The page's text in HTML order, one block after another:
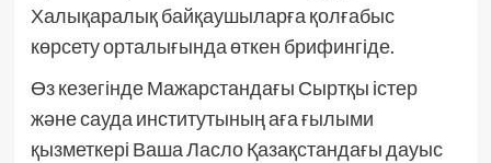
Халықаралық байқаушыларға қолғабыс
көрсету орталығында өткен брифингіде.
Өз кезегінде Мажарстандағы Сыртқы істер
және сауда институтының аға ғылыми
қызметкері Ваша Ласло Қазақстандағы дауыс